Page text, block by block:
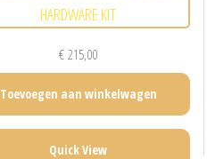
€215,00
Toevoegen aan winkelwagen
Quick View